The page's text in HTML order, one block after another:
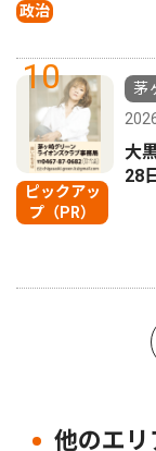
政治
10
ピックアッ
プ（PR）
茅
大
28
他のエリ